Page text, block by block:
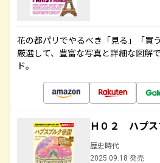
花の都パリでやるべき「見る」「買
厳選して、豊富な写真と詳細な図解
ド。
Ｈ０２ ハプス
歴史時代
2025.09.18 発売